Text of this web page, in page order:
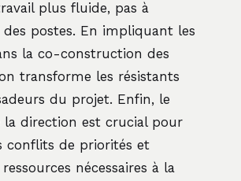
plus fluide, pas à
postes. En impliquant les
la co-construction des
transforme les résistants
du projet. Enfin, le
la direction est crucial pour
conflits de priorités et
nécessaires à la